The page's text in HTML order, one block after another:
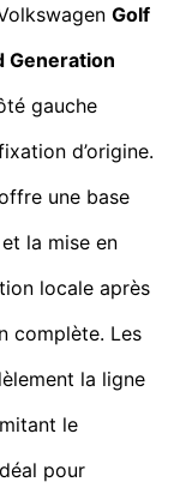
Golf
Generation
gauche
d’origine.
une base
la mise en
locale après
complète. Les
la ligne
le
pour